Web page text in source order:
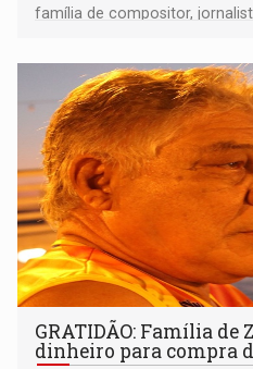
família de compositor,
GRATIDÃO: Família de
dinheiro para compra